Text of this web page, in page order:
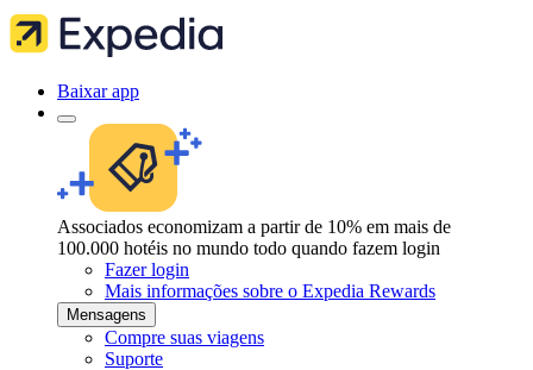
Baixar app
Associados economizam a partir de 10% em mais de
100.000 hotéis no mundo todo quando fazem login
Fazer login
Mais informações sobre o Expedia Rewards
Mensagens
Compre suas viagens
Suporte